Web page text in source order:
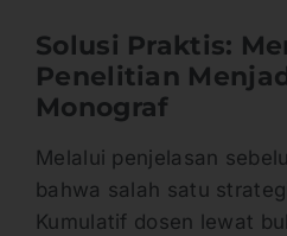
Solusi Praktis:
Penelitian
Monograf
Melalui penjelasan
bahwa salah satu
Kumulatif dosen lewat